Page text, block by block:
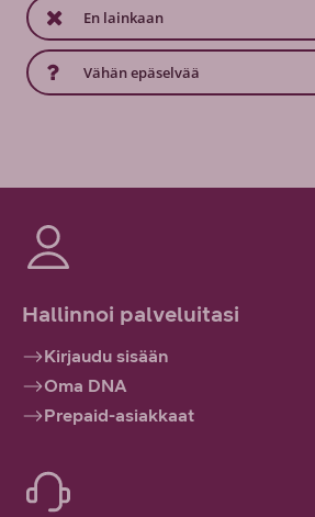
En lainkaan
Vähän epäselvää
Hallinnoi palveluitasi
Kirjaudu sisään
Oma DNA
Prepaid-asiakkaat